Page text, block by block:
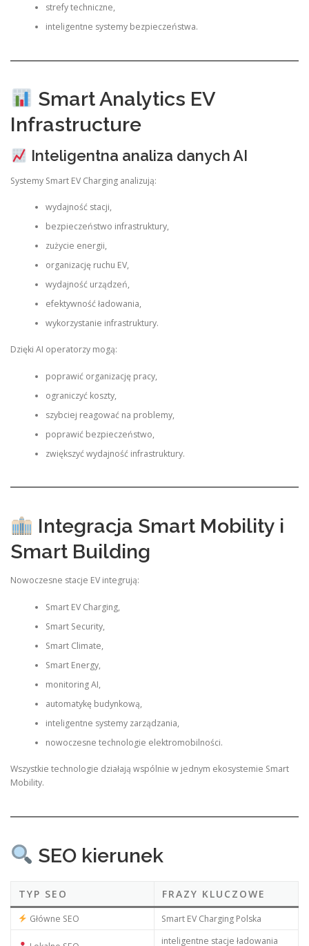
strefy techniczne,
inteligentne systemy bezpieczeństwa.
Smart Analytics EV
Infrastructure
Inteligentna analiza danych AI
Systemy Smart EV Charging analizują:
wydajność stacji,
bezpieczeństwo infrastruktury,
zużycie energii,
organizację ruchu EV,
wydajność urządzeń,
efektywność ładowania,
wykorzystanie infrastruktury.
Dzięki AI operatorzy mogą:
poprawić organizację pracy,
ograniczyć koszty,
szybciej reagować na problemy,
poprawić bezpieczeństwo,
zwiększyć wydajność infrastruktury.
Integracja Smart Mobility i
Smart Building
Nowoczesne stacje EV integrują:
Smart EV Charging,
Smart Security,
Smart Climate,
Smart Energy,
monitoring AI,
automatykę budynkową,
inteligentne systemy zarządzania,
nowoczesne technologie elektromobilności.
Wszystkie technologie działają wspólnie w jednym ekosystemie Smart
Mobility.
SEO kierunek
TYP SEO FRAZY KLUCZOWE
Główne SEO Smart EV Charging Polska
inteligentne stacje ładowania